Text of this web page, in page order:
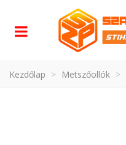
Kezdőlap > Metszőollók >